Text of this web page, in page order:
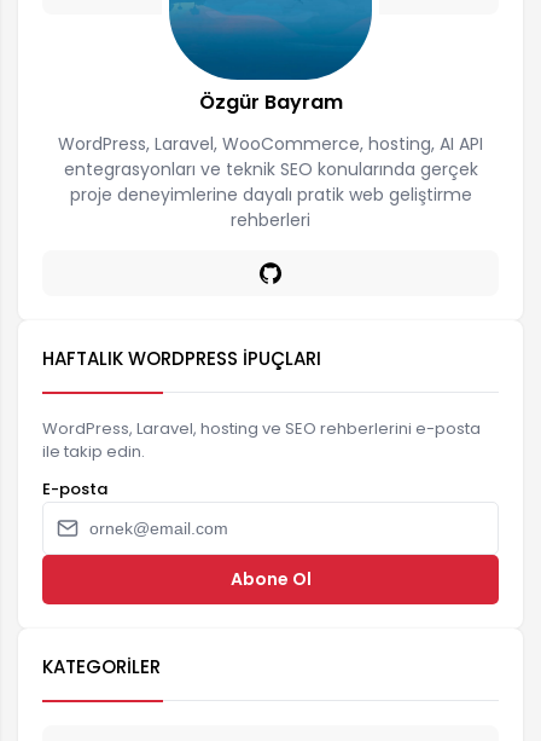
Özgür Bayram
WordPress, Laravel, WooCommerce, hosting, AI API
entegrasyonları ve teknik SEO konularında gerçek
proje deneyimlerine dayalı pratik web geliştirme
rehberleri
HAFTALIK WORDPRESS İPUÇLARI
WordPress, Laravel, hosting ve SEO rehberlerini e-posta
ile takip edin.
E-posta
Abone Ol
KATEGORILER